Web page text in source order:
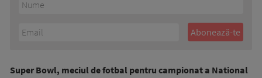
Super Bowl, meciul de fotbal pentru campionat a National